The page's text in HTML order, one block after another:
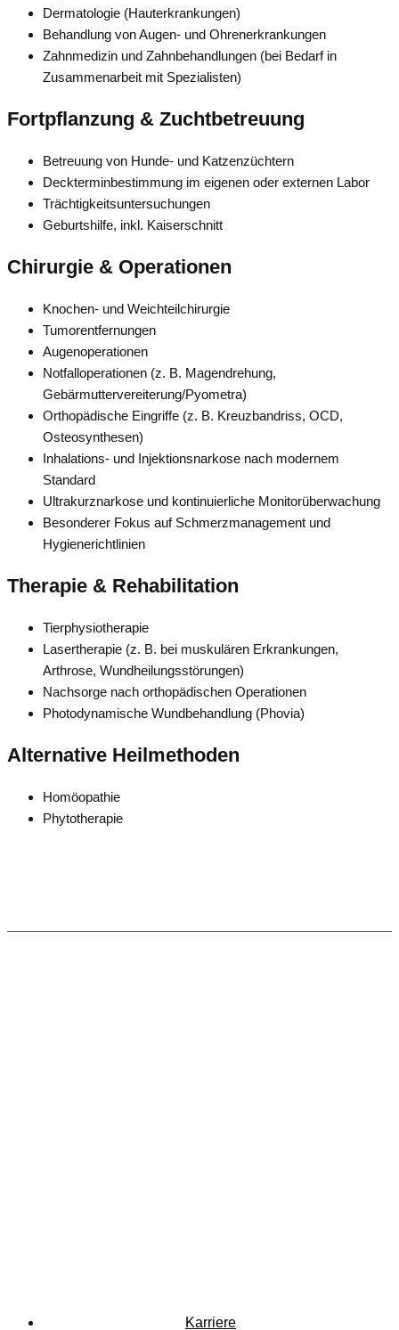
Dermatologie (Hauterkrankungen)
Behandlung von Augen- und Ohrenerkrankungen
Zahnmedizin und Zahnbehandlungen (bei Bedarf in
Zusammenarbeit mit Spezialisten)
Fortpflanzung & Zuchtbetreuung
Betreuung von Hunde- und Katzenzüchtern
Deckterminbestimmung im eigenen oder externen Labor
Trächtigkeitsuntersuchungen
Geburtshilfe, inkl. Kaiserschnitt
Chirurgie & Operationen
Knochen- und Weichteilchirurgie
Tumorentfernungen
Augenoperationen
Notfalloperationen (z. B. Magendrehung,
Gebärmuttervereiterung/Pyometra)
Orthopädische Eingriffe (z. B. Kreuzbandriss, OCD,
Osteosynthesen)
Inhalations- und Injektionsnarkose nach modernem
Standard
Ultrakurznarkose und kontinuierliche Monitorüberwachung
Besonderer Fokus auf Schmerzmanagement und
Hygienerichtlinien
Therapie & Rehabilitation
Tierphysiotherapie
Lasertherapie (z. B. bei muskulären Erkrankungen,
Arthrose, Wundheilungsstörungen)
Nachsorge nach orthopädischen Operationen
Photodynamische Wundbehandlung (Phovia)
Alternative Heilmethoden
Homöopathie
Phytotherapie
Karriere